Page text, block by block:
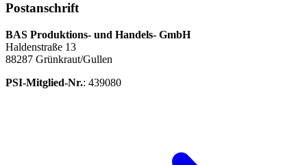
Postanschrift
BAS Produktions- und Handels- GmbH
Haldenstraße 13
88287 Grünkraut/Gullen
PSI-Mitglied-Nr.: 439080